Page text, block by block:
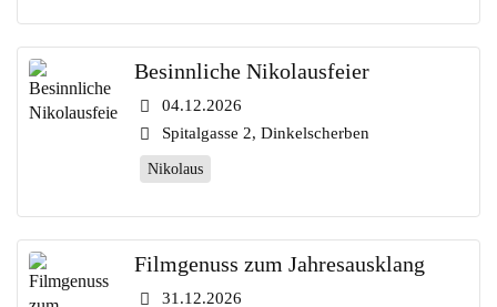
Besinnliche Nikolausfeier
04.12.2026
Spitalgasse 2, Dinkelscherben
Nikolaus
Filmgenuss zum Jahresausklang
31.12.2026